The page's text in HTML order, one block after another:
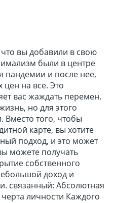
вы добавили в свою
были в центре
пандемии и после нее,
на все. Это
вас жаждать перемен.
но для этого
Вместо того, чтобы
карте, вы хотите
подход, и это может
можете получать
собственного
доход и
связанный: Абсолютная
личности Каждого